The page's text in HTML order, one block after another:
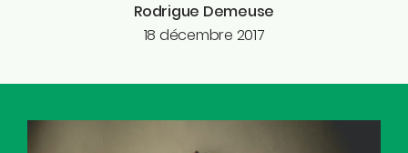
Rodrigue Demeuse
18 décembre 2017